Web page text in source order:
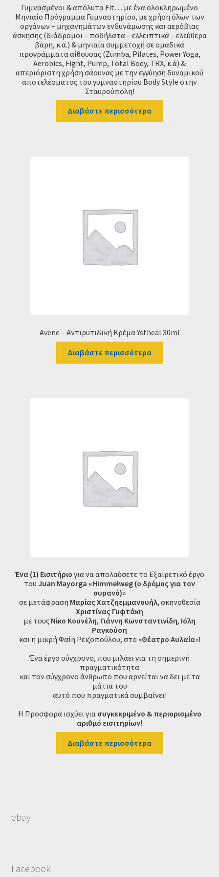
Γυμνασμένοι & απόλυτα Fit… με ένα ολοκληρωμένο
Μηνιαίο Πρόγραμμα Γυμναστηρίου, με χρήση όλων των
οργάνων – μηχανημάτων ενδυνάμωσης και αερόβιας
άσκησης (διάδρομοι – ποδήλατα – ελλειπτικά – ελεύθερα
βάρη, κ.α.) & μηνιαία συμμετοχή σε ομαδικά
προγράμματα αίθουσας (Ζumba, Pilates, Power Yoga,
Aerobics, Fight, Pump, Total Body, TRX, κ.ά) &
απεριόριστη χρήση σάουνας με την εγγύηση δυναμικού
αποτελέσματος του γυμναστηρίου Body Style στην
Σταυρούπολη!
Διαβάστε περισσότερα
Avene – Αντιρυτιδική Κρέμα Ystheal 30ml
Διαβάστε περισσότερα
Ένα (1) Εισιτήριο για να απολαύσετε το Εξαιρετικό έργο
του Juan Mayorga «Himmelweg (ο δρόμος για τον
ουρανό)»
σε μετάφραση Μαρίας Χατζηεμμανουήλ, σκηνοθεσία
Χριστίνας Γυφτάκη
με τους Νίκο Κουνέλη, Γιάννη Κωνσταντινίδη, Ιόλη
Ραγκούση
και η μικρή Φαίη Ρεϊζοπούλου, στο «Θέατρο Αυλαία»!
Ένα έργο σύγχρονο, που μιλάει για τη σημερινή
πραγματικότητα
και τον σύγχρονο άνθρωπο που αρνείται να δει με τα
μάτια του
αυτό που πραγματικά συμβαίνει!
Η Προσφορά ισχύει για συγκεκριμένο & περιορισμένο
αριθμό εισιτηρίων!
Διαβάστε περισσότερα
ebay
Facebook